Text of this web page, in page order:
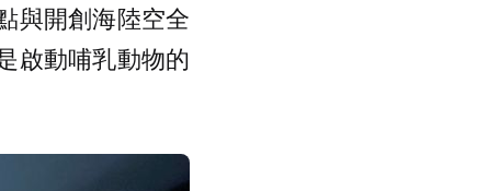
與開創海陸空全
啟動哺乳動物的